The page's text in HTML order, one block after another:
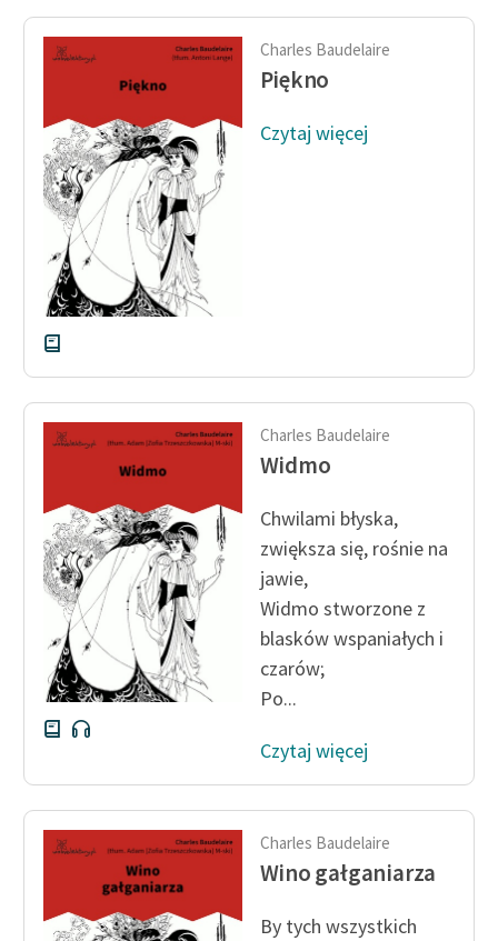
Charles Baudelaire
Piękno
Czytaj więcej
Charles Baudelaire
Widmo
Chwilami błyska,
zwiększa się, rośnie na
jawie,
Widmo stworzone z
blasków wspaniałych i
czarów;
Po...
Czytaj więcej
Charles Baudelaire
Wino gałganiarza
By tych wszystkich